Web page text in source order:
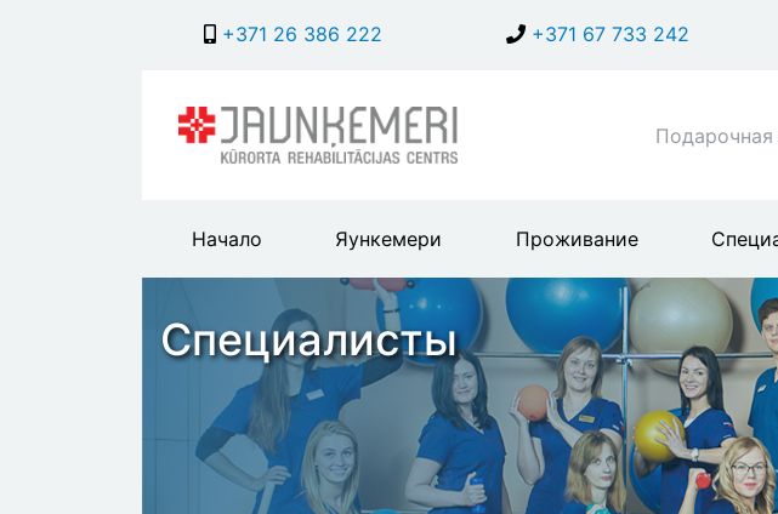
+371 26 386 222 +371 67 733 242
menu
Подарочная
Main
header
menu
Начало Яункемери Проживание
Специалисты